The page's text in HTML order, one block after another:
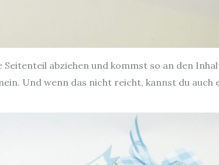
abziehen und kommst so an den
Und wenn das nicht reicht, kannst du